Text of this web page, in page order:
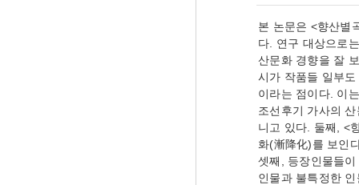
본 논문은 <향산별
다. 연구 대상으로
산문화 경향을 잘
시가 작품들 일부
이라는 점이다. 이
조선후기 가사의
니고 있다. 둘째, <
화(漸降化)를 보인
셋째, 등장인물들
인물과 불특정한